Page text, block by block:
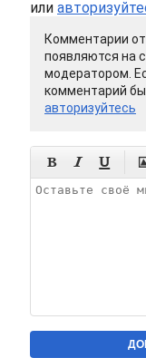
или
Комментарии
появляются на
модератором.
комментарий
авторизуйтесь
  